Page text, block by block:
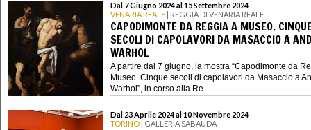
Dal 7 Giugno 2024 al 15 Settembre 2024
VENARIA REALE | REGGIA DI VENARIA REALE
CAPODIMONTE DA REGGIA A MUSEO.
SECOLI DI CAPOLAVORI DA MASACCIO A
WARHOL
A partire dal 7 giugno, la mostra “Capodimonte da
Museo. Cinque secoli di capolavori da Masaccio a
Warhol”, in corso alla Re...
Dal 23 Aprile 2024 al 10 Novembre 2024
TORINO | GALLERIA SABAUDA